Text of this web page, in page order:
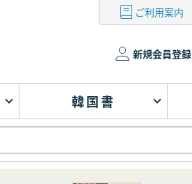
ご利用案内
新規会員登録
韓国書